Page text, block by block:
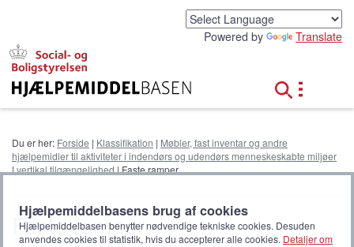
Powered by Translate
Du er her: Forside | Klassifikation | Møbler, fast inventar og andre
hjælpemidler til aktiviteter i indendørs og udendørs menneskeskabte miljøer
|vertikal tilgængelighed| Faste ramper
Faste ramper
Hjælpemiddelbasens brug af cookies
Hjælpemiddelbasen benytter nødvendige tekniske cookies. Desuden
anvendes cookies til statistik, hvis du accepterer alle cookies. Detaljer om